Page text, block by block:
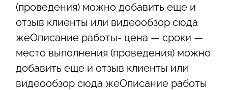
(проведения) можно добавить еще и
отзыв клиенты или видеообзор сюда
жеОписание работы- цена — сроки —
место выполнения (проведения) можно
добавить еще и отзыв клиенты или
видеообзор сюда жеОписание работы